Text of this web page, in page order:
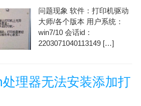
问题现象 软件：打印机驱动
大师/各个版本 用户系统：
win7/10 会话id：
2203071040113149 […]
理器无法安装添加打